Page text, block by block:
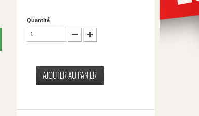
Quantité
AJOUTER AU PANIER